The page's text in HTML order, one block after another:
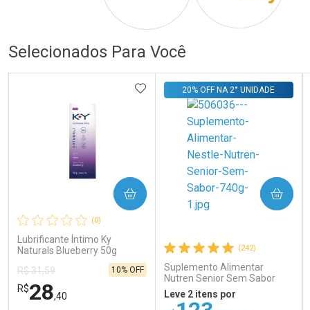
Por R$ 163,00/cada
Por R$ 163,00/cada
Por R$ 223,00/cada
Por R$ 223,00/cada
Selecionados Para Você
(0)
Lubrificante Íntimo Ky
Naturals Blueberry 50g
R$ 31,59
R$28,40
10% OFF
ADICIONAR AOS FAVORITOS
COMPRAR
(242)
Suplemento Alimentar
Nutren Senior Sem Sabor
740g
20% OFF NA 2° UNIDADE
Leve 2 itens por
COMPRAR